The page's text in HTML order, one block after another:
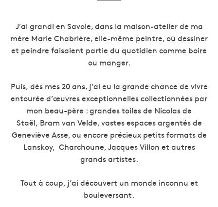
J’ai grandi en Savoie, dans la maison-atelier de ma
mère Marie Chabrière, elle-même peintre, où dessiner
et peindre faisaient partie du quotidien comme boire
ou manger.
Puis, dès mes 20 ans, j’ai eu la grande chance de vivre
entourée d’œuvres exceptionnelles collectionnées par
mon beau-père : grandes toiles de Nicolas de
Staël, Bram van Velde, vastes espaces argentés de
Geneviève Asse, ou encore précieux petits formats de
Lanskoy, Charchoune, Jacques Villon et autres
grands artistes.
Tout à coup, j’ai découvert un monde inconnu et
bouleversant.